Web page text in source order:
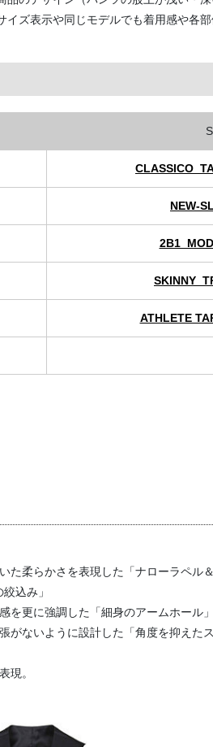
ズ表示や同じモデルでも着用感や各
NEW-
ATHLETE
柔らかさを表現した「ナローラペル＆
込み」
更に強調した「細身のアームホール」
ないように設計した「角度を抑えた
現。